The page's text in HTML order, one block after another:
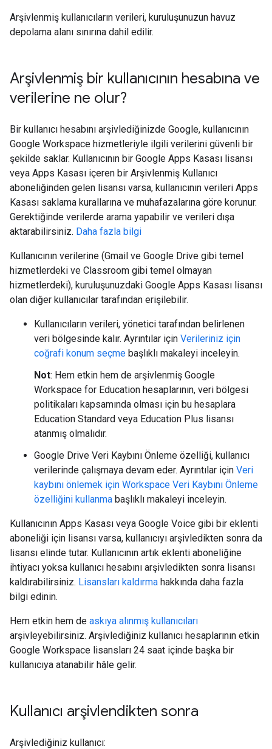
Arşivlenmiş kullanıcıların verileri, kuruluşunuzun havuz
depolama alanı sınırına dahil edilir.
Arşivlenmiş bir kullanıcının hesabına ve
verilerine ne olur?
Bir kullanıcı hesabını arşivlediğinizde Google, kullanıcının
Google Workspace hizmetleriyle ilgili verilerini güvenli bir
şekilde saklar. Kullanıcının bir Google Apps Kasası lisansı
veya Apps Kasası içeren bir Arşivlenmiş Kullanıcı
aboneliğinden gelen lisansı varsa, kullanıcının verileri Apps
Kasası saklama kurallarına ve muhafazalarına göre korunur.
Gerektiğinde verilerde arama yapabilir ve verileri dışa
aktarabilirsiniz. Daha fazla bilgi
Kullanıcının verilerine (Gmail ve Google Drive gibi temel
hizmetlerdeki ve Classroom gibi temel olmayan
hizmetlerdeki), kuruluşunuzdaki Google Apps Kasası lisansı
olan diğer kullanıcılar tarafından erişilebilir.
Kullanıcıların verileri, yönetici tarafından belirlenen
veri bölgesinde kalır. Ayrıntılar için Verileriniz için
coğrafi konum seçme başlıklı makaleyi inceleyin.
Not: Hem etkin hem de arşivlenmiş Google
Workspace for Education hesaplarının, veri bölgesi
politikaları kapsamında olması için bu hesaplara
Education Standard veya Education Plus lisansı
atanmış olmalıdır.
Google Drive Veri Kaybını Önleme özelliği, kullanıcı
verilerinde çalışmaya devam eder. Ayrıntılar için Veri
kaybını önlemek için Workspace Veri Kaybını Önleme
özelliğini kullanma başlıklı makaleyi inceleyin.
Kullanıcının Apps Kasası veya Google Voice gibi bir eklenti
aboneliği için lisansı varsa, kullanıcıyı arşivledikten sonra da
lisansı elinde tutar. Kullanıcının artık eklenti aboneliğine
ihtiyacı yoksa kullanıcı hesabını arşivledikten sonra lisansı
kaldırabilirsiniz. Lisansları kaldırma hakkında daha fazla
bilgi edinin.
Hem etkin hem de askıya alınmış kullanıcıları
arşivleyebilirsiniz. Arşivlediğiniz kullanıcı hesaplarının etkin
Google Workspace lisansları 24 saat içinde başka bir
kullanıcıya atanabilir hâle gelir.
Kullanıcı arşivlendikten sonra
Arşivlediğiniz kullanıcı: